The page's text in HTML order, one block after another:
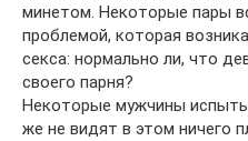
минетом. Некоторые пары
проблемой, которая
секса: нормально ли, что
своего парня?
Некоторые мужчины
же не видят в этом ничего